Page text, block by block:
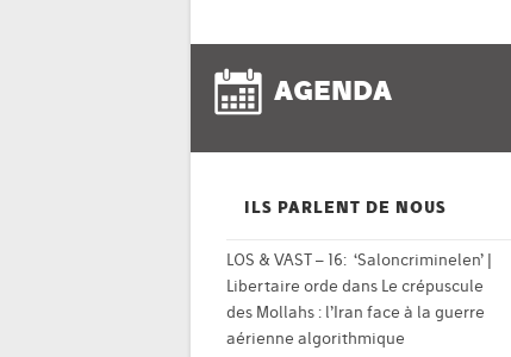
AGENDA
ILS PARLENT DE NOUS
LOS & VAST – 16: ‘Saloncriminelen’ |
Libertaire orde dans Le crépuscule
des Mollahs : l’Iran face à la guerre
aérienne algorithmique